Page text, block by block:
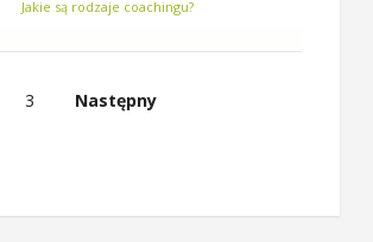
Jakie są rodzaje coachingu?
3 Następny